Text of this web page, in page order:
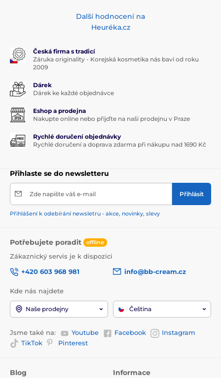
Další hodnocení na
Heuréka.cz
Česká firma s tradicí
Záruka originality - Korejská kosmetika nás baví od roku
2009
Dárek
Dárek ke každé objednávce
Eshop a prodejna
Nakupte online nebo přijďte na naši prodejnu v Praze
Rychlé doručení objednávky
Rychlé doručení a doprava zdarma při nákupu nad 1690 Kč
Přihlaste se do newsletteru
Zde napište váš e-mail Přihlásit
Přihlášení k odebírání newsletru - akce, novinky, slevy
Potřebujete poradit offline
Zákaznický servis je k dispozici
+420 603 968 981
info@bb-cream.cz
Kde nás najdete
Naše prodejny Čeština
Jsme také na: Youtube Facebook
Instagram
TikTok
Pinterest
Blog Informace